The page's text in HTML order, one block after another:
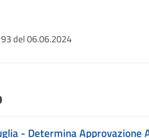
del 06.06.2024
- Determina Approvazione